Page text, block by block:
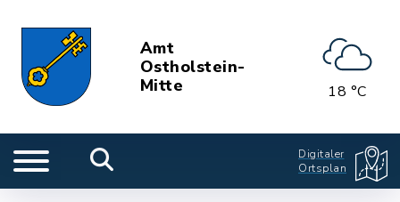
Amt
Ostholstein-
Mitte
18 °C
Digitaler
Ortsplan